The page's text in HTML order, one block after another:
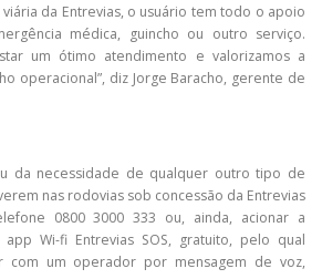
da Entrevias, o usuário tem todo o apoio
médica, guincho ou outro serviço.
um ótimo atendimento e valorizamos a
operacional”, diz Jorge Baracho, gerente de
da necessidade de qualquer outro tipo de
nas rodovias sob concessão da Entrevias
0800 3000 333 ou, ainda, acionar a
Wi-fi Entrevias SOS, gratuito, pelo qual
com um operador por mensagem de voz,